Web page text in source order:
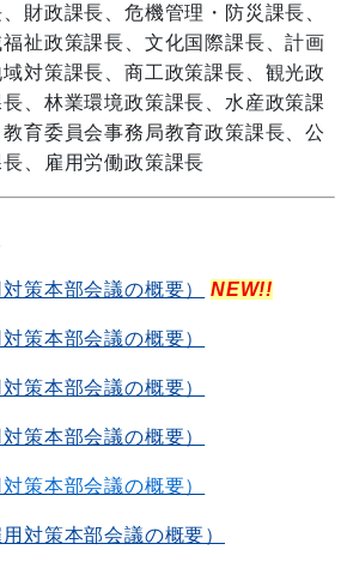
財政課長、危機管理・防災課長、
祉政策課長、文化国際課長、計画
対策課長、商工政策課長、観光政
、林業環境政策課長、水産政策課
育委員会事務局教育政策課長、公
、雇用労働政策課長
策本部会議の概要） NEW!!
策本部会議の概要）
策本部会議の概要）
策本部会議の概要）
策本部会議の概要）
対策本部会議の概要）